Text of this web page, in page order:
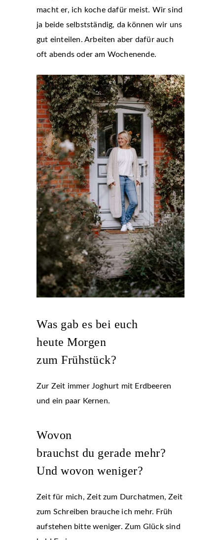
macht er, ich koche dafür meist. Wir sind
ja beide selbstständig, da können wir uns
gut einteilen. Arbeiten aber dafür auch
oft abends oder am Wochenende.
Was gab es bei euch
heute Morgen
zum Frühstück?
Zur Zeit immer Joghurt mit Erdbeeren
und ein paar Kernen.
Wovon
brauchst du gerade mehr?
Und wovon weniger?
Zeit für mich, Zeit zum Durchatmen, Zeit
zum Schreiben brauche ich mehr. Früh
aufstehen bitte weniger. Zum Glück sind